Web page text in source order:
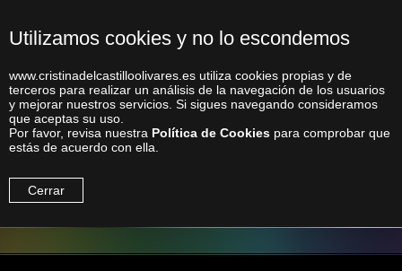
Utilizamos cookies y no lo escondemos
www.cristinadelcastilloolivares.es utiliza cookies propias y de
terceros para realizar un análisis de la navegación de los usuarios
y mejorar nuestros servicios. Si sigues navegando consideramos
que aceptas su uso.
Por favor, revisa nuestra Política de Cookies para comprobar que
estás de acuerdo con ella.
Cerrar